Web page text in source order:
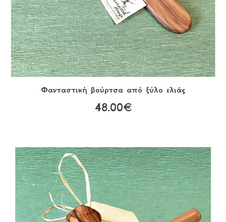
Φανταστική βούρτσα από ξύλο ελιάς
48.00€